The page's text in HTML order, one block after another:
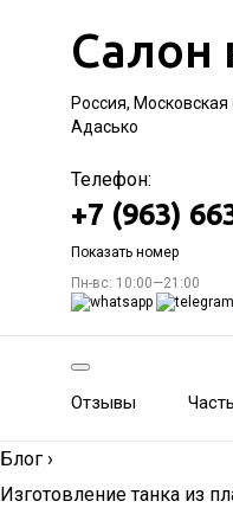
Салон
Россия, Московская
Адасько
Телефон:
+7 (963)
Показать номер
Пн-вс: 10:00—21:00
Отзывы
Блог ›
Изготовление танка из